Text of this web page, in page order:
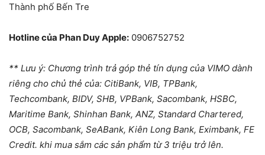
Thành phố Bến Tre
Hotline của Phan Duy Apple: 0906752752
** Lưu ý: Chương trình trả góp thẻ tín dụng của VIMO dành
riêng cho chủ thẻ của: CitiBank, VIB, TPBank,
Techcombank, BIDV, SHB, VPBank, Sacombank, HSBC,
Maritime Bank, Shinhan Bank, ANZ, Standard Chartered,
OCB, Sacombank, SeABank, Kiên Long Bank, Eximbank, FE
Credit. khi mua sắm các sản phẩm từ 3 triệu trở lên.